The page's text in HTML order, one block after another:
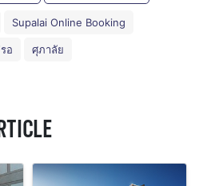
Supalai Online Booking
อ ศุภาลัย